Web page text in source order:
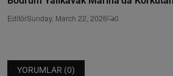
EditörSunday, March 22, 2026 0
YORUMLAR (0)